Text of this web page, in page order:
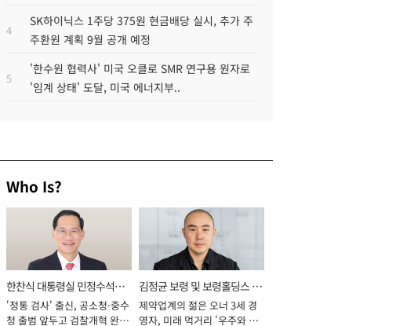
4
SK하이닉스 1주당 375원 현금배당 실시, 추가 주
주환원 계획 9월 공개 예정
5
'한수원 협력사' 미국 오클로 SMR 연구용 원자로
'임계 상태' 도달, 미국 에너지부..
Who Is?
한찬식 대통령실 민정수석비
서관
'정통 검사' 출신, 공소청·중수
청 출범 앞두고 검찰개혁 완수
김정균 보령 및 보령홀딩스 대
표이사 사장
제약업계의 젊은 오너 3세 경
영자, 미래 먹거리 '우주와 헬